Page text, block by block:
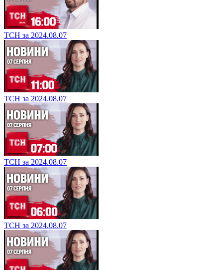
ТСН за 2024.08.07
ТСН за 2024.08.07
ТСН за 2024.08.07
ТСН за 2024.08.07